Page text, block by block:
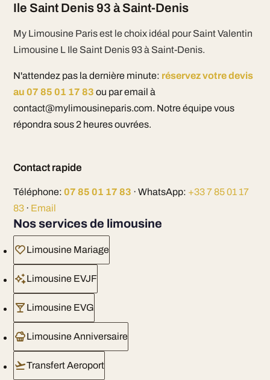
Ile Saint Denis 93 à Saint-Denis
My Limousine Paris est le choix idéal pour Saint Valentin
Limousine L Ile Saint Denis 93 à Saint-Denis.
N'attendez pas la dernière minute: réservez votre devis
au 07 85 01 17 83 ou par email à
contact@mylimousineparis.com. Notre équipe vous
répondra sous 2 heures ouvrées.
Contact rapide
Téléphone: 07 85 01 17 83 · WhatsApp: +33 7 85 01 17
83· Email
Nos services de limousine
Limousine Mariage
Limousine EVJF
Limousine EVG
Limousine Anniversaire
Transfert Aeroport